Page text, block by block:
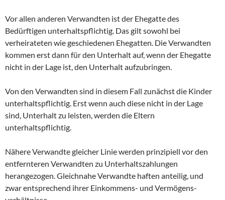
Vor allen anderen Verwandten ist der Ehegatte des
Bedürftigen unterhaltspflichtig. Das gilt sowohl bei
verheirateten wie geschiedenen Ehegatten. Die Verwandten
kommen erst dann für den Unterhalt auf, wenn der Ehegatte
nicht in der Lage ist, den Unterhalt aufzubringen.
Von den Verwandten sind in diesem Fall zunächst die Kinder
unterhaltspflichtig. Erst wenn auch diese nicht in der Lage
sind, Unterhalt zu leisten, werden die Eltern
unterhaltspflichtig.
Nähere Verwandte gleicher Linie werden prinzipiell vor den
entfernteren Verwandten zu Unterhaltszahlungen
herangezogen. Gleichnahe Verwandte haften anteilig, und
zwar entsprechend ihrer Einkommens- und Vermögens-